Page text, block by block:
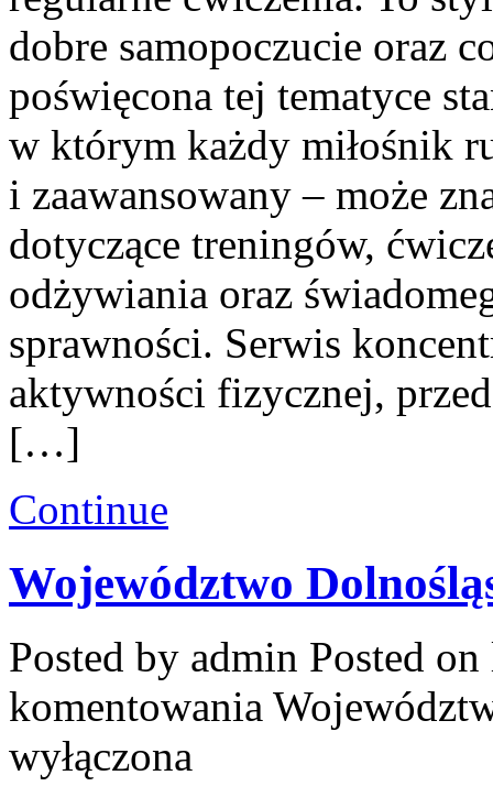
dobre samopoczucie oraz
poświęcona tej tematyce
w którym każdy miłośnik
i zaawansowany – może
dotyczące treningów,
odżywiania oraz
sprawności. Serwis
aktywności fizycznej,
[…]
Continue
Województwo
Posted by admin Posted
komentowania
wyłączona